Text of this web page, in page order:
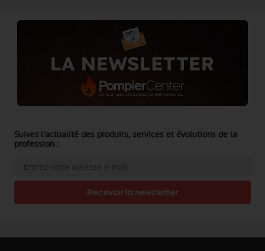
Suivez l'actualité des produits, services et évolutions de la
profession :
Recevoir la newsletter